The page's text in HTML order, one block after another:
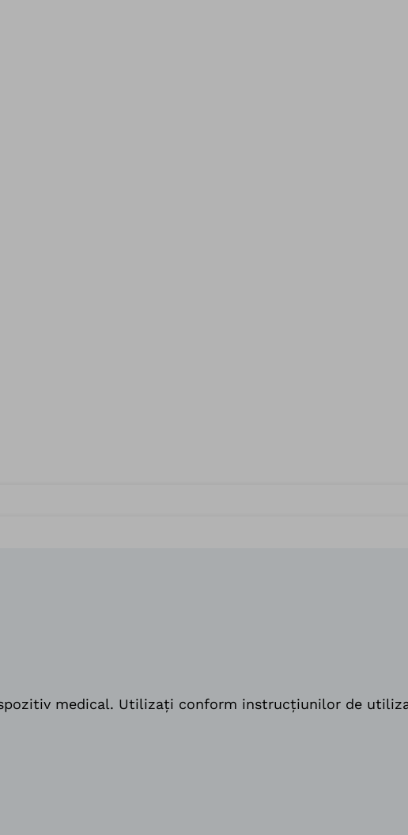
medical. Utilizați conform instrucțiunilor de